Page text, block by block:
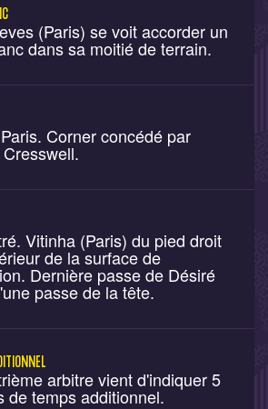
(Paris) se voit accorder un
dans sa moitié de terrain.
Corner concédé par
Vitinha (Paris) du pied droit
de la surface de
Dernière passe de Désiré
passe de la tête.
arbitre vient d'indiquer 5
de temps additionnel.